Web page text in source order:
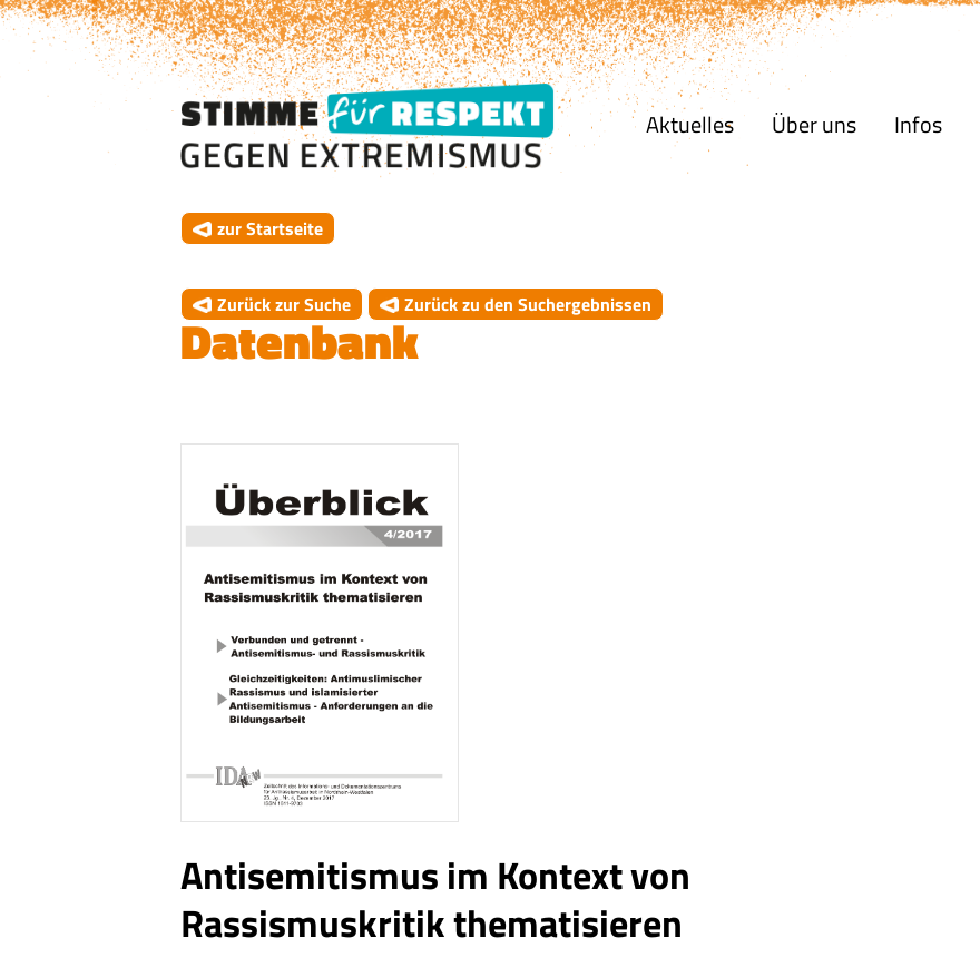
Aktuelles Über uns Infos
zur Startseite
Datenbank
Zurück zur Suche Zurück zu den Suchergebnissen
Antisemitismus im Kontext von
Rassismuskritik thematisieren